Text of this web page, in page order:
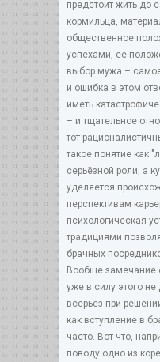
предстоит жить до
кормильца,
общественное
успехами, её
выбор мужа –
и ошибка в этом
иметь
– и тщательное
тот
такое понятие как
серьёзной роли, а
уделяется
перспективам
психологическая
традициями
брачных
Вообще замечание
уже в силу этого
всерьёз при
как вступление в
часто. Вот что,
поводу одно из